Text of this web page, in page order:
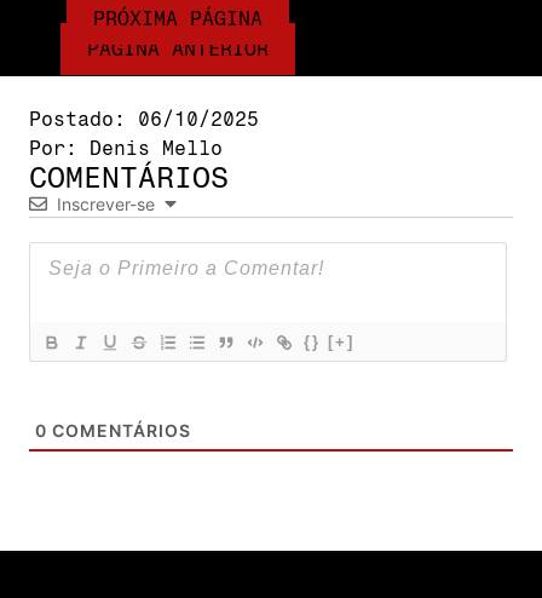
PÁGINA ANTERIOR
PRÓXIMA PÁGINA
Postado:
06/10/2025
Por:
Denis Mello
COMENTÁRIOS
Inscrever-se
{} [+]
0 COMENTÁRIOS